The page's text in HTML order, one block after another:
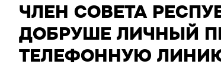
ЧЛЕН СОВЕТА
ДОБРУШЕ ЛИЧНЫЙ
ТЕЛЕФОННУЮ